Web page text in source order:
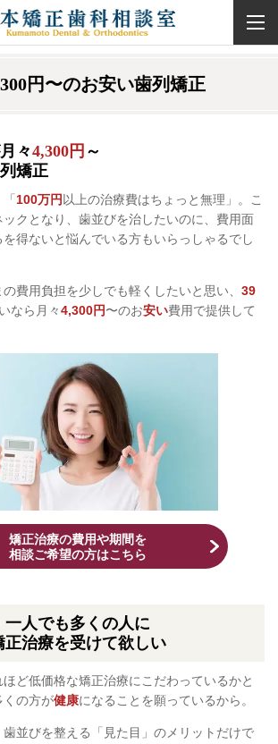
円〜のお安い歯列矯正
々4,300円 ～
矯正
100万円 以上の治療費はちょっと無理」。こ
ックとなり、歯並びを治したいのに、費用面
得ないと悩んでいる方もいらっしゃるでし
費用負担を少しでも軽くしたいと思い、 39
なら月々4,300円〜のお安い費用で提供して
矯正治療の費用や期間を
相談ご希望の方はこちら
一人でも多くの人に
正治療を受けて欲しい
ど低価格な矯正治療にこだわっているかと
くの方が健康になることを願っているから。
並びを整える「見た目」のメリットだけで